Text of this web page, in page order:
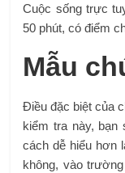
Cuộc sống trực
50 phút, có điểm
Mẫu
Điều đặc biệt của
kiểm tra này, bạn
cách dễ hiểu hơn
không, vào